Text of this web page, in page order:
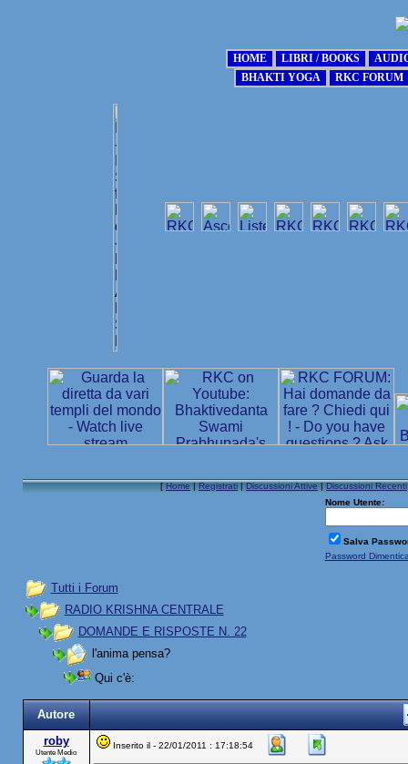
[Home|Registrati|Discussioni Attive|Discussioni Recenti
Nome Utente:
Salva
Password
Tutti i Forum
RADIO KRISHNA CENTRALE
DOMANDE E RISPOSTE N. 22
l'anima pensa?
Qui c'è:
Autore
roby
Utente Medio
Inserito il - 22/01/2011 : 17:18:54